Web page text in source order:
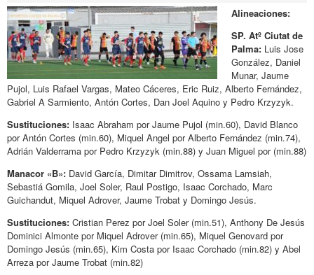
Alineaciones:
SP. Atº Ciutat de
Palma: Luis Jose
González, Daniel
Munar, Jaume
Pujol, Luis Rafael Vargas, Mateo Cáceres, Eric Ruiz, Alberto Fernández,
Gabriel A Sarmiento, Antón Cortes, Dan Joel Aquino y Pedro Krzyzyk.
Sustituciones: Isaac Abraham por Jaume Pujol (min.60), David Blanco
por Antón Cortes (min.60), Miquel Angel por Alberto Fernández (min.74),
Adrián Valderrama por Pedro Krzyzyk (min.88) y Juan Miguel por (min.88)
Manacor «B»: David García, Dimitar Dimitrov, Ossama Lamsiah,
Sebastiá Gomila, Joel Soler, Raul Postigo, Isaac Corchado, Marc
Guichandut, Miquel Adrover, Jaume Trobat y Domingo Jesús.
Sustituciones: Cristian Perez por Joel Soler (min.51), Anthony De Jesús
Dominici Almonte por Miquel Adrover (min.65), Miquel Genovard por
Domingo Jesús (min.65), Kim Costa por Isaac Corchado (min.82) y Abel
Arreza por Jaume Trobat (min.82)